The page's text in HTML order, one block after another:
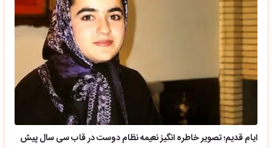
ایام قدیم؛ تصویر خاطره انگیز نعیمه نظام دوست در قاب سی سال پیش